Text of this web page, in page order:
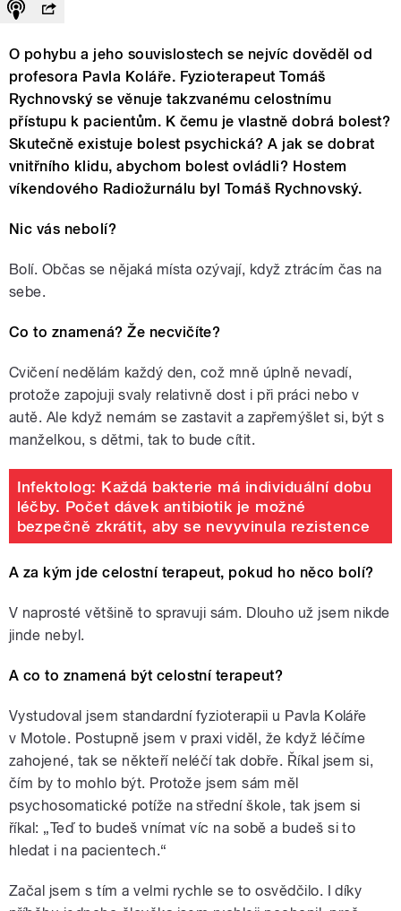
O pohybu a jeho souvislostech se nejvíc dověděl od
profesora Pavla Koláře. Fyzioterapeut Tomáš
Rychnovský se věnuje takzvanému celostnímu
přístupu k pacientům. K čemu je vlastně dobrá bolest?
Skutečně existuje bolest psychická? A jak se dobrat
vnitřního klidu, abychom bolest ovládli? Hostem
víkendového Radiožurnálu byl Tomáš Rychnovský.
Nic vás nebolí?
Bolí. Občas se nějaká místa ozývají, když ztrácím čas na
sebe.
Co to znamená? Že necvičíte?
Cvičení nedělám každý den, což mně úplně nevadí,
protože zapojuji svaly relativně dost i při práci nebo v
autě. Ale když nemám se zastavit a zapřemýšlet si, být s
manželkou, s dětmi, tak to bude cítit.
Infektolog: Každá bakterie má individuální dobu
léčby. Počet dávek antibiotik je možné
bezpečně zkrátit, aby se nevyvinula rezistence
A za kým jde celostní terapeut, pokud ho něco bolí?
V naprosté většině to spravuji sám. Dlouho už jsem nikde
jinde nebyl.
A co to znamená být celostní terapeut?
Vystudoval jsem standardní fyzioterapii u Pavla Koláře
v Motole. Postupně jsem v praxi viděl, že když léčíme
zahojené, tak se někteří neléčí tak dobře. Říkal jsem si,
čím by to mohlo být. Protože jsem sám měl
psychosomatické potíže na střední škole, tak jsem si
říkal: „Teď to budeš vnímat víc na sobě a budeš si to
hledat i na pacientech.“
Začal jsem s tím a velmi rychle se to osvědčilo. I díky